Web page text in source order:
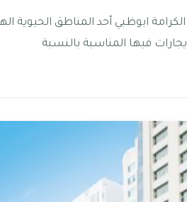
ابوظبي أحد المناطق الحيوية
فيها المناسبة بالنسبة